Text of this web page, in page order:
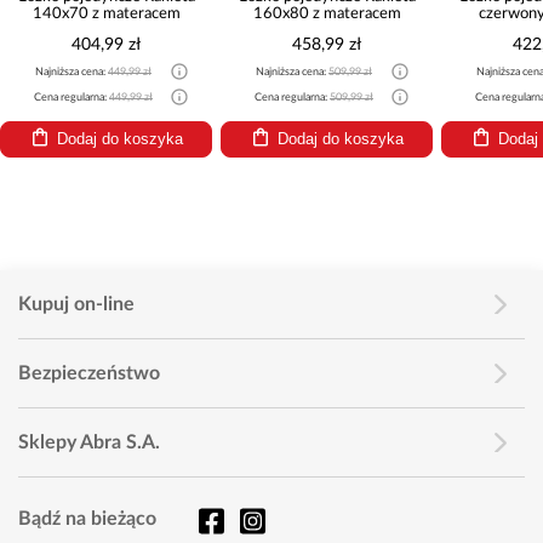
materacem
449,99 zł
449,99 zł
do koszyka
160x80 z materacem
Najniższa cena: 509,99 zł
Cena regularna: 509,99 zł
Dodaj do koszyka
czerwony 140x70 z
Najniższa cena: 469,99 zł
Cena regularna: 469,99 zł
Dodaj do koszyka
Kupuj on-line
Bezpieczeństwo
Sklepy Abra S.A.
Bądź na bieżąco